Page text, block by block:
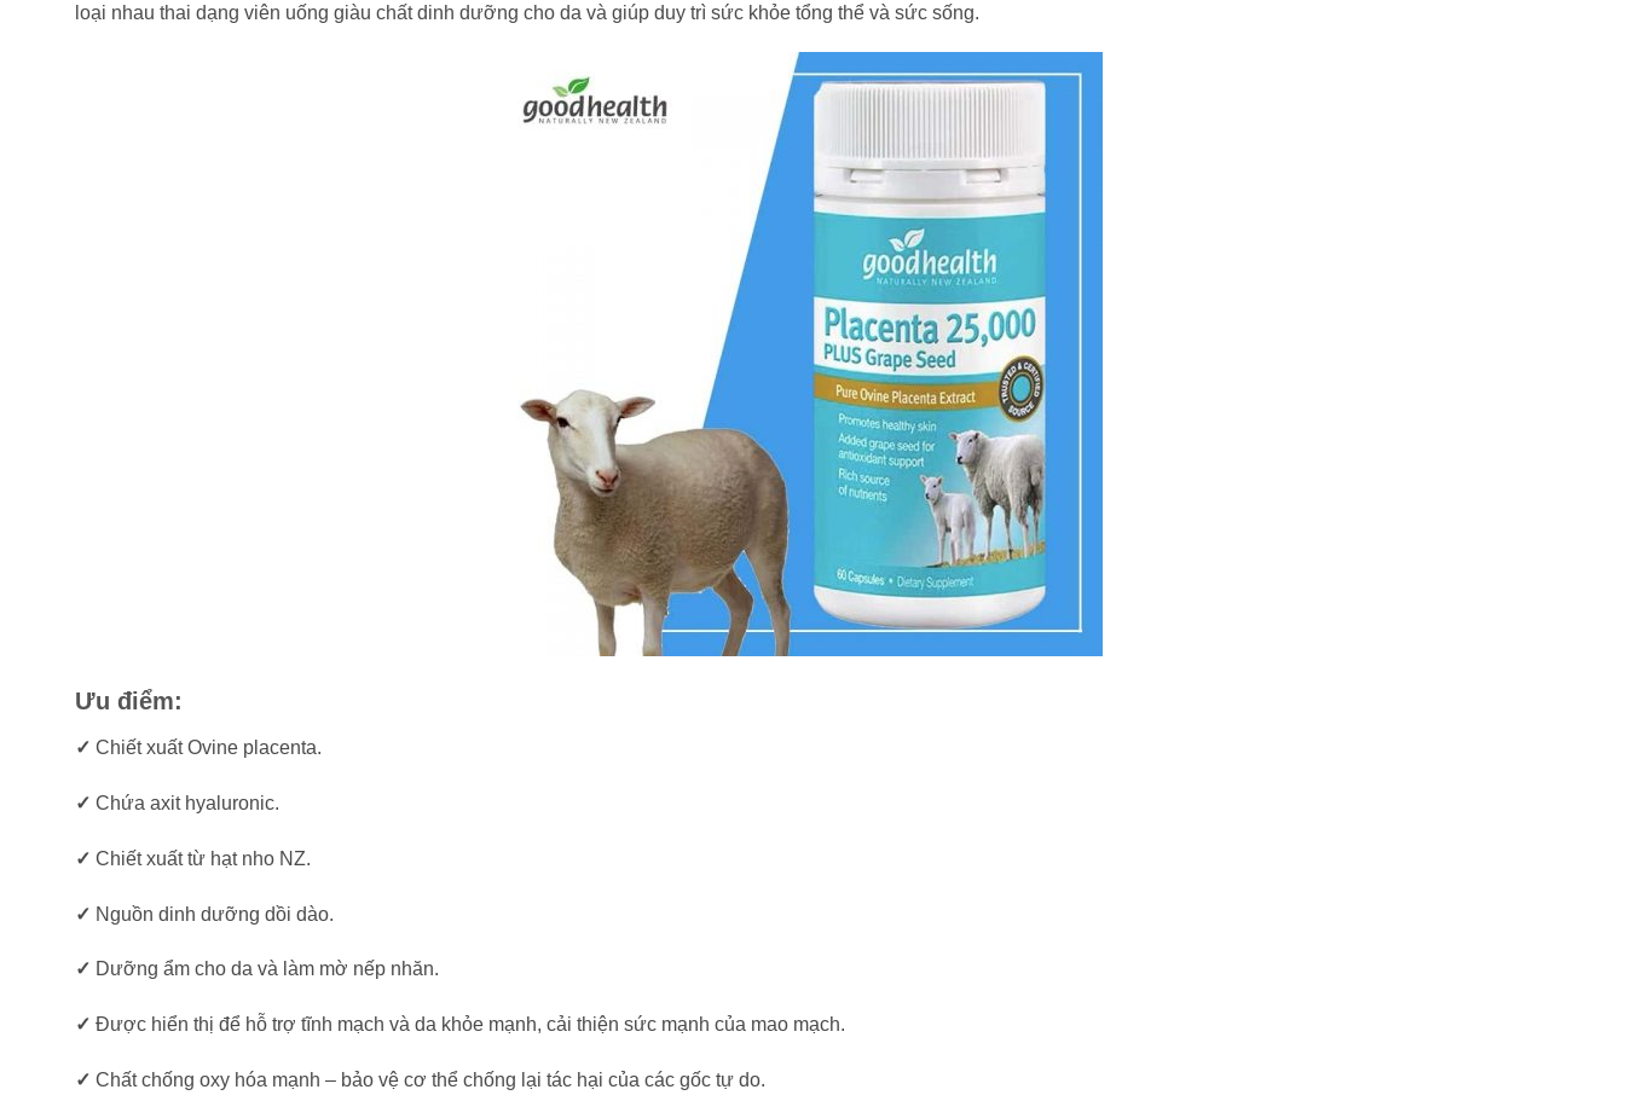
loại nhau thai dạng viên uống giàu chất dinh dưỡng cho da và giúp duy trì sức khỏe tổng thể và sức sống.
Ưu điểm:
✓ Chiết xuất Ovine placenta.
✓ Chứa axit hyaluronic.
✓ Chiết xuất từ hạt nho NZ.
✓ Nguồn dinh dưỡng dồi dào.
✓ Dưỡng ẩm cho da và làm mờ nếp nhăn.
✓ Được hiển thị để hỗ trợ tĩnh mạch và da khỏe mạnh, cải thiện sức mạnh của mao mạch.
✓ Chất chống oxy hóa mạnh – bảo vệ cơ thể chống lại tác hại của các gốc tự do.